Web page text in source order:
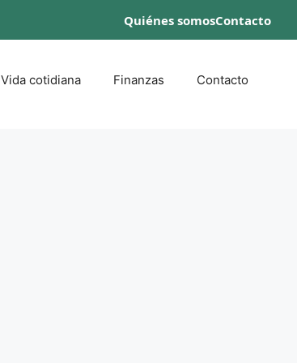
Quiénes somosContacto
Vida cotidiana Finanzas Contacto